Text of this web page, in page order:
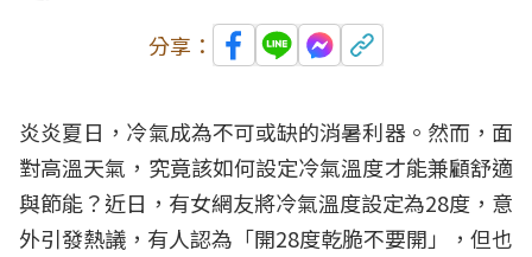
分享：
炎炎夏日，冷氣成為不可或缺的消暑利器。然而，面
對高溫天氣，究竟該如何設定冷氣溫度才能兼顧舒適
與節能？近日，有女網友將冷氣溫度設定為28度，意
外引發熱議，有人認為「開28度乾脆不要開」，但也